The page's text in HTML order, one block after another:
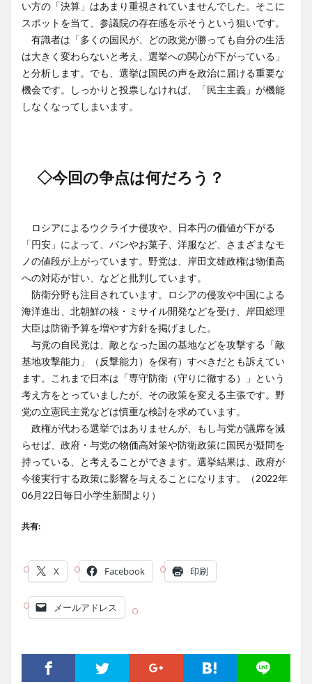
い方の「決算」はあまり重視されていませんでした。そこに
スポットを当て、参議院の存在感を示そうという狙いです。
有識者は「多くの国民が、どの政党が勝っても自分の生活
は大きく変わらないと考え、選挙への関心が下がっている」
と分析します。でも、選挙は国民の声を政治に届ける重要な
機会です。しっかりと投票しなければ、「民主主義」が機能
しなくなってしまいます。
◇今回の争点は何だろう？
ロシアによるウクライナ侵攻や、日本円の価値が下がる
「円安」によって、パンやお菓子、洋服など、さまざまなモ
ノの値段が上がっています。野党は、岸田文雄政権は物価高
への対応が甘い、などと批判しています。
防衛分野も注目されています。ロシアの侵攻や中国による
海洋進出、北朝鮮の核・ミサイル開発などを受け、岸田総理
大臣は防衛予算を増やす方針を掲げました。
与党の自民党は、敵となった国の基地などを攻撃する「敵
基地攻撃能力」（反撃能力）を保有）すべきだとも訴えてい
ます。これまで日本は「専守防衛（守りに徹する）」という
考え方をとっていましたが、その政策を変える主張です。野
党の立憲民主党などは慎重な検討を求めています。
政権が代わる選挙ではありませんが、もし与党が議席を減
らせば、政府・与党の物価高対策や防衛政策に国民が疑問を
持っている、と考えることができます。選挙結果は、政府が
今後実行する政策に影響を与えることになります。（2022年
06月22日毎日小学生新聞より）
共有:
X Facebook 印刷
メールアドレス